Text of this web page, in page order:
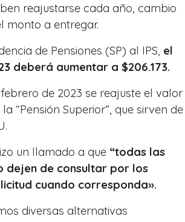
reajustarse cada año, cambio
monto a entregar.
de Pensiones (SP) al IPS, el
deberá aumentar a $206.173.
de 2023 se reajuste el valor
“Pensión Superior”, que sirven de
un llamado a que “todas las
dejen de consultar por los
cuando corresponda».
diversas alternativas